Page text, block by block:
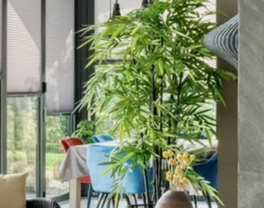
Qui sommes-nous Nos réalisations
Contact